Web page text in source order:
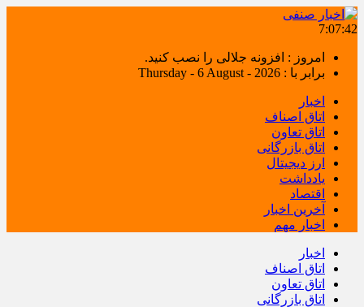
7:07:42
امروز : افزونه جلالی را نصب کنید.
برابر با : Thursday - 6 August - 2026
اخبار
اتاق اصناف
اتاق تعاون
اتاق بازرگانی
ارز دیجیتال
یادداشت
اقتصاد
آخرین اخبار
اخبار مهم
اخبار
اتاق اصناف
اتاق تعاون
اتاق بازرگانی